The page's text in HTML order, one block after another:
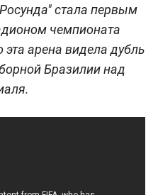
стала первым
чемпионата
арена видела дубль
Бразилии над